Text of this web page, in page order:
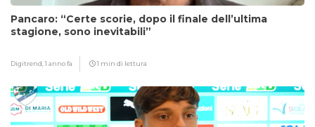
Pancaro: “Certe scorie, dopo il finale dell’ultima
stagione, sono inevitabili”
Digitrend,1 anno fa 1 min di lettura